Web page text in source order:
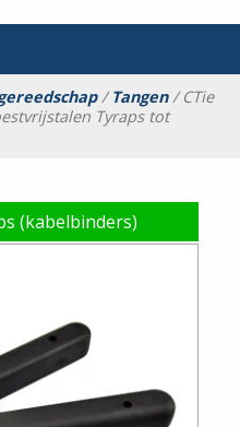
/Tangen/ CTie
Tyraps tot
(kabelbinders)